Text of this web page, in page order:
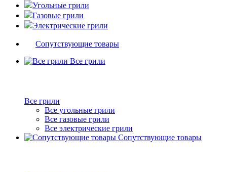
Угольные грили
Газовые грили
Электрические грили
Сопутствующие товары
Все грили
Все грили
Все угольные грили
Все газовые грили
Все электрические грили
Сопутствующие товары